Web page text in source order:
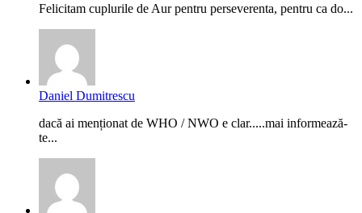
Felicitam cuplurile de Aur pentru perseverenta, pentru ca do...
Daniel Dumitrescu
dacă ai menționat de WHO / NWO e clar.....mai informează-
te...